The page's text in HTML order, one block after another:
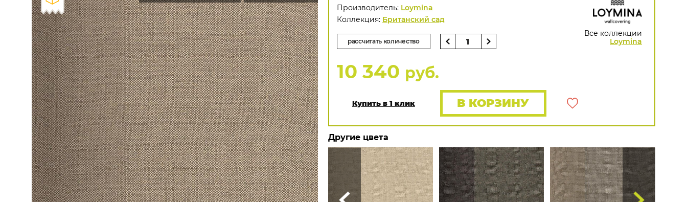
Кабинет
Коридор Офис
Гостиная
Спальня
Детская Кухня
Прихожая
Все типы помещений
Граффити
Карта мира
С вензелями
С надписями
Однотонные
Геометрический рисунок
Цветы
Дамаск
В клетку
В полоску Все рисунки
York
Bernardo Bartalucci
Zambaiti
AS Creation
Hygge Roll
Grandeco
ЦВЕТА
ПОКАЗАТЬ ВСЕ ОБОИ
Все коллекции
Loymina
Производитель: Loymina
Коллекция: Британский сад
рассчитать количество
10 340 руб.
Купить в 1 клик В КОРЗИНУ
Другие цвета